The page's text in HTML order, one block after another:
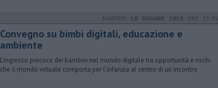
MARTEDÌ 18 GIUGNO 2019 ORE 15:35
Convegno su bimbi digitali, educazione e
ambiente
L’ingresso precoce dei bambini nel mondo digitale tra opportunità e rischi
che il mondo virtuale comporta per l'infanzia al centro di un incontro